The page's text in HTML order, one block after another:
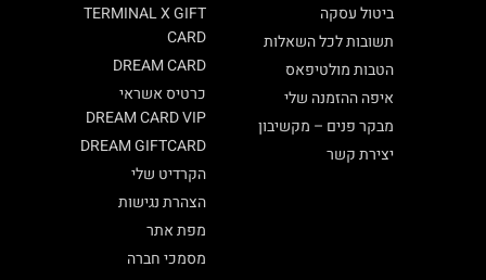
TERMINAL X GIFT
CARD
DREAM CARD
כרטיס אשראי
DREAM CARD VIP
DREAM GIFTCARD
הקרדיט שלי
הצהרת נגישות
מפת אתר
מסמכי חברה
ביטול עסקה
תשובות לכל השאלות
הטבות מולטיפאס
איפה ההזמנה שלי
מבקר פנים – מקשיבון
יצירת קשר